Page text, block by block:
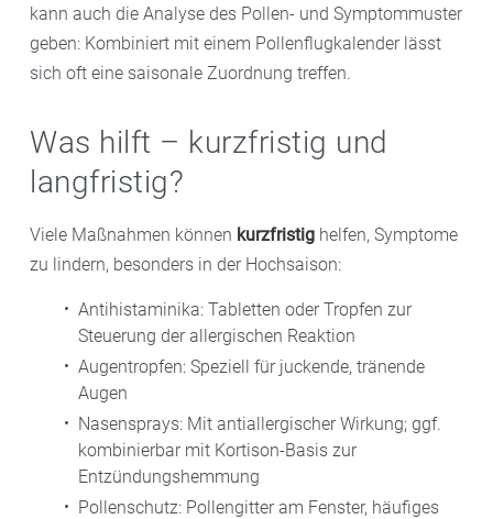
kann auch die Analyse des Pollen- und Symptommuster
geben: Kombiniert mit einem Pollenflugkalender lässt
sich oft eine saisonale Zuordnung treffen.
Was hilft – kurzfristig und
langfristig?
Viele Maßnahmen können kurzfristig helfen, Symptome
zu lindern, besonders in der Hochsaison:
Antihistaminika: Tabletten oder Tropfen zur
Steuerung der allergischen Reaktion
Augentropfen: Speziell für juckende, tränende
Augen
Nasensprays: Mit antiallergischer Wirkung; ggf.
kombinierbar mit Kortison-Basis zur
Entzündungshemmung
Pollenschutz: Pollengitter am Fenster, häufiges